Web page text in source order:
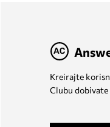
Kreirajte
Clubu dobivate